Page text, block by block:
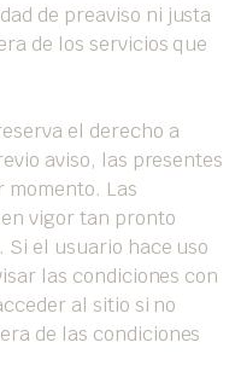
de preaviso ni justa
de los servicios que
el derecho a
aviso, las presentes
momento. Las
vigor tan pronto
el usuario hace uso
las condiciones con
al sitio si no
de las condiciones